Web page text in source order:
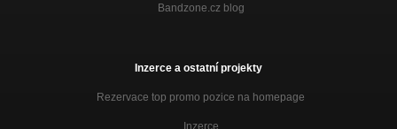
Bandzone.cz blog
Inzerce a ostatní projekty
Rezervace top promo pozice na homepage
Inzerce